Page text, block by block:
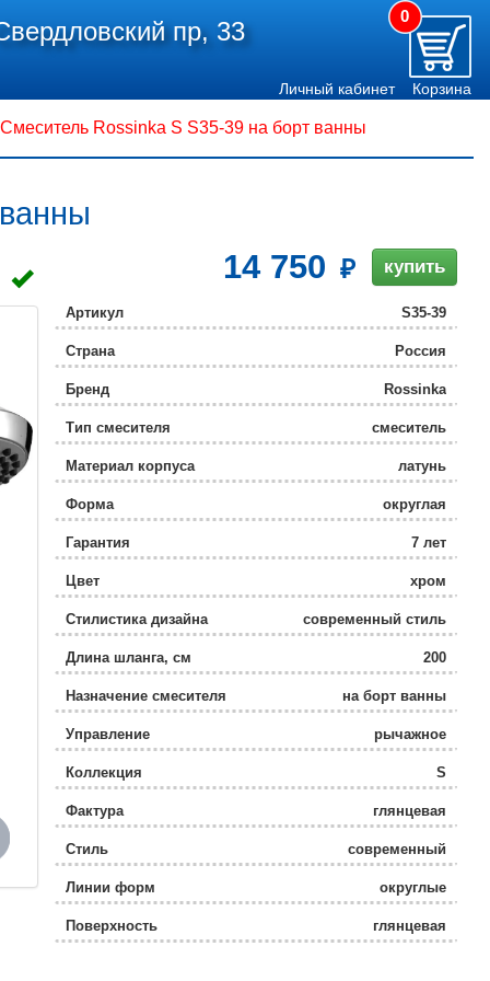
пр, 33
0
Личный кабинет Корзина
Смеситель Rossinka S S35-39 на борт ванны
14 750 купить
Артикул S35-39
Страна Россия
Бренд Rossinka
Тип смесителя смеситель
Материал корпуса латунь
Форма округлая
Гарантия 7 лет
Цвет хром
Стилистика дизайна современный стиль
Длина шланга, см 200
Назначение смесителя на борт ванны
Управление рычажное
Коллекция S
Фактура глянцевая
Стиль современный
Линии форм округлые
Поверхность глянцевая